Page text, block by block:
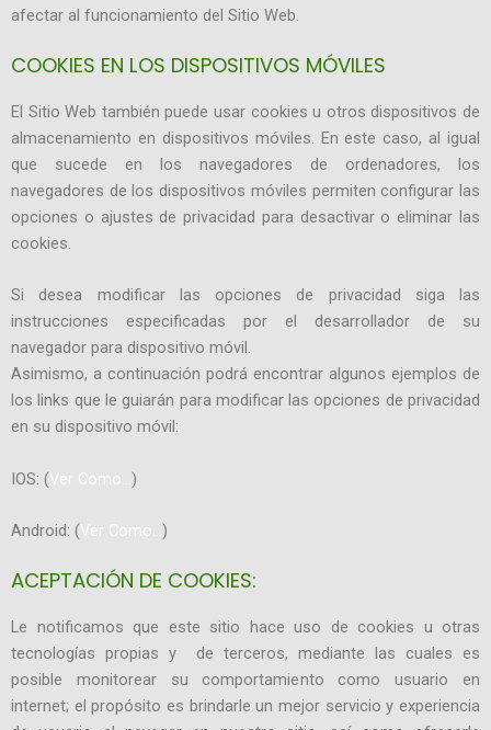
afectar al funcionamiento del Sitio Web.
COOKIES EN LOS DISPOSITIVOS MÓVILES
El Sitio Web también puede usar cookies u otros dispositivos de
almacenamiento en dispositivos móviles. En este caso, al igual
que sucede en los navegadores de ordenadores, los
navegadores de los dispositivos móviles permiten configurar las
opciones o ajustes de privacidad para desactivar o eliminar las
cookies.
Si desea modificar las opciones de privacidad siga las
instrucciones especificadas por el desarrollador de su
navegador para dispositivo móvil.
Asimismo, a continuación podrá encontrar algunos ejemplos de
los links que le guiarán para modificar las opciones de privacidad
en su dispositivo móvil:
IOS: (Ver Como… )
Android: (Ver Como… )
ACEPTACIÓN DE COOKIES:
Le notificamos que este sitio hace uso de cookies u otras
tecnologías propias y de terceros, mediante las cuales es
posible monitorear su comportamiento como usuario en
internet; el propósito es brindarle un mejor servicio y experiencia